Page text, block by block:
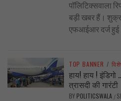
पॉलिटिक्सवाला
बड़ी खबर हैं।
एफआईआर दर्ज
TOP BANNER /
हाय! हाय ! इंडिगो
त्रासदी की गारंटी
BY POLITICSWALA /